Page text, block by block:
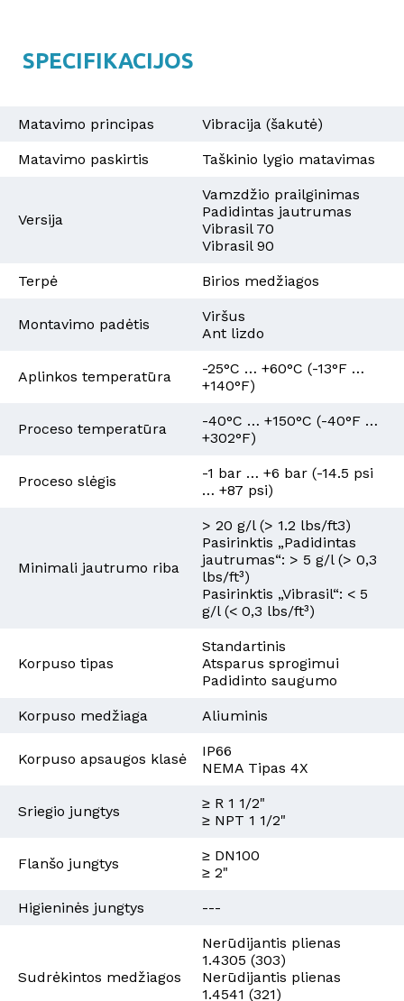
SPECIFIKACIJOS
Matavimo principas Vibracija (šakutė)
Matavimo paskirtis Taškinio lygio matavimas
Versija
Vamzdžio prailginimas
Padidintas jautrumas
Vibrasil 70
Vibrasil 90
Terpė Birios medžiagos
Montavimo padėtis
Viršus
Ant lizdo
Aplinkos temperatūra
-25°C … +60°C (-13°F …
+140°F)
Proceso temperatūra
-40°C … +150°C (-40°F …
+302°F)
Proceso slėgis
-1 bar … +6 bar (-14.5 psi
… +87 psi)
Minimali jautrumo riba
> 20 g/l (> 1.2 lbs/ft3)
Pasirinktis „Padidintas
jautrumas“: > 5 g/l (> 0,3
lbs/ft³)
Pasirinktis „Vibrasil“: < 5
g/l (< 0,3 lbs/ft³)
Korpuso tipas
Standartinis
Atsparus sprogimui
Padidinto saugumo
Korpuso medžiaga Aliuminis
Korpuso apsaugos klasė
IP66
NEMA Tipas 4X
Sriegio jungtys
≥ R 1 1/2"
≥ NPT 1 1/2"
Flanšo jungtys
≥ DN100
≥ 2"
Higieninės jungtys ---
Sudrėkintos medžiagos
Nerūdijantis plienas
1.4305 (303)
Nerūdijantis plienas
1.4541 (321)